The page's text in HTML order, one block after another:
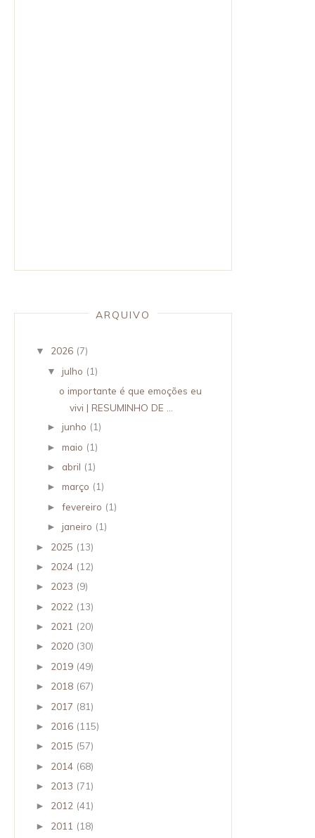
ARQUIVO
▼ 2026 (7)
▼ julho (1)
o importante é que emoções eu
vivi | RESUMINHO DE ...
► junho (1)
►maio (1)
► abril (1)
►março (1)
►fevereiro (1)
► janeiro (1)
► 2025 (13)
► 2024 (12)
► 2023 (9)
► 2022 (13)
► 2021 (20)
► 2020 (30)
► 2019 (49)
► 2018 (67)
► 2017 (81)
► 2016 (115)
► 2015 (57)
► 2014 (68)
► 2013 (71)
► 2012 (41)
► 2011 (18)